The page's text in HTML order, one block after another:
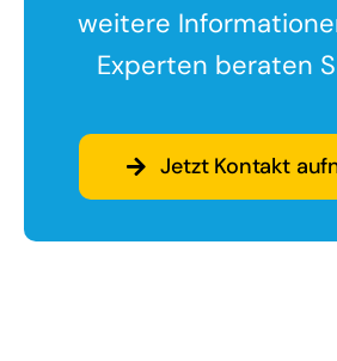
weitere
Experten beraten
Jetzt Kontakt